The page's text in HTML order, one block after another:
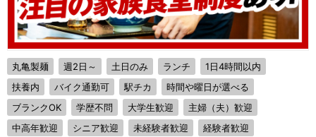
丸亀製麺 週2日～ 土日のみ ランチ
1日4時間以内
扶養内
バイク通勤可 駅チカ
時間や曜日が選べる
ブランクOK
学歴不問 大学生歓迎
主婦（夫）歓迎
中高年歓迎
シニア歓迎 未経験者歓迎
経験者歓迎